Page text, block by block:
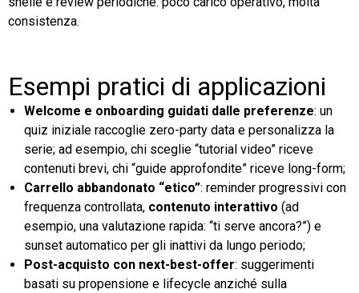
consistenza.
Esempi pratici di applicazioni
Welcome e onboarding guidati dalle preferenze: un
quiz iniziale raccoglie zero-party data e personalizza la
serie; ad esempio, chi sceglie “tutorial video” riceve
contenuti brevi, chi “guide approfondite” riceve long-form;
Carrello abbandonato “etico”: reminder progressivi con
frequenza controllata, contenuto interattivo (ad
esempio, una valutazione rapida: “ti serve ancora?”) e
sunset automatico per gli inattivi da lungo periodo;
Post-acquisto con next-best-offer: suggerimenti
basati su propensione e lifecycle anziché sulla